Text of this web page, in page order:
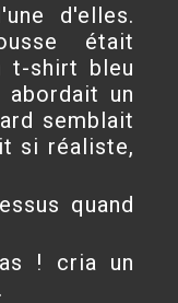
d'elles.
était
t-shirt bleu
un
semblait
si réaliste,
quand
! cria un